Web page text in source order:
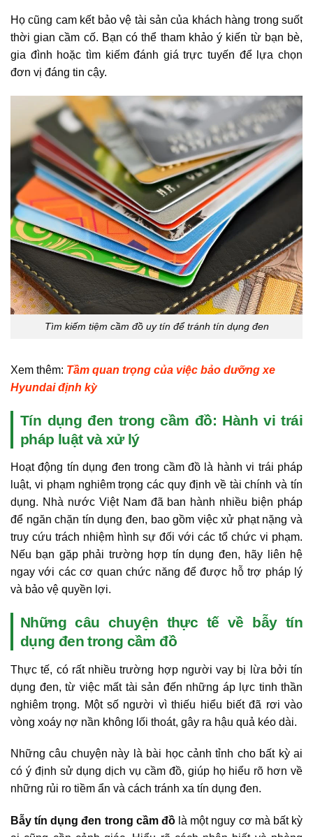
Họ cũng cam kết bảo vệ tài sản của khách hàng trong suốt
thời gian cầm cố. Bạn có thể tham khảo ý kiến từ bạn bè,
gia đình hoặc tìm kiếm đánh giá trực tuyến để lựa chọn
đơn vị đáng tin cậy.
Tìm kiếm tiệm cầm đồ uy tín để tránh tín dụng đen
Xem thêm: Tầm quan trọng của việc bảo dưỡng xe
Hyundai định kỳ
Tín dụng đen trong cầm đồ: Hành vi trái
pháp luật và xử lý
Hoạt động tín dụng đen trong cầm đồ là hành vi trái pháp
luật, vi phạm nghiêm trọng các quy định về tài chính và tín
dụng. Nhà nước Việt Nam đã ban hành nhiều biện pháp
để ngăn chặn tín dụng đen, bao gồm việc xử phạt nặng và
truy cứu trách nhiệm hình sự đối với các tổ chức vi phạm.
Nếu bạn gặp phải trường hợp tín dụng đen, hãy liên hệ
ngay với các cơ quan chức năng để được hỗ trợ pháp lý
và bảo vệ quyền lợi.
Những câu chuyện thực tế về bẫy tín
dụng đen trong cầm đồ
Thực tế, có rất nhiều trường hợp người vay bị lừa bởi tín
dụng đen, từ việc mất tài sản đến những áp lực tinh thần
nghiêm trọng. Một số người vì thiếu hiểu biết đã rơi vào
vòng xoáy nợ nần không lối thoát, gây ra hậu quả kéo dài.
Những câu chuyện này là bài học cảnh tỉnh cho bất kỳ ai
có ý định sử dụng dịch vụ cầm đồ, giúp họ hiểu rõ hơn về
những rủi ro tiềm ẩn và cách tránh xa tín dụng đen.
Bẫy tín dụng đen trong cầm đồlà một nguy cơ mà bất kỳ